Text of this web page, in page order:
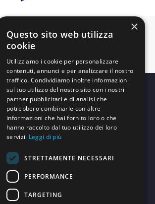
×
Questo sito web utilizza
cookie
Utilizziamo i cookie per personalizzare
contenuti, annunci e per analizzare il nostro
traffico. Condividiamo inoltre informazioni
sul tuo utilizzo del nostro sito con i nostri
partner pubblicitari e di analisi che
potrebbero combinarle con altre
informazioni che hai fornito loro o che
hanno raccolto dal tuo utilizzo dei loro
servizi. Leggi di più
STRETTAMENTE NECESSARI
PERFORMANCE
TARGETING